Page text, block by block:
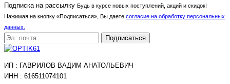
Подписка на рассылку Будь в курсе новых поступлений, акций и скидок!
Нажимая на кнопку «Подписаться», Вы даете согласие на обработку персональных
данных.
Подписаться
ИП : ГАВРИЛОВ ВАДИМ АНАТОЛЬЕВИЧ
ИНН : 616511074101